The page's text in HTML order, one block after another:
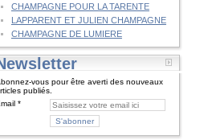
CHAMPAGNE POUR LA TARENTE
LAPPARENT ET JULIEN CHAMPAGNE
CHAMPAGNE DE LUMIERE
vous pour être averti des nouveaux
publiés.